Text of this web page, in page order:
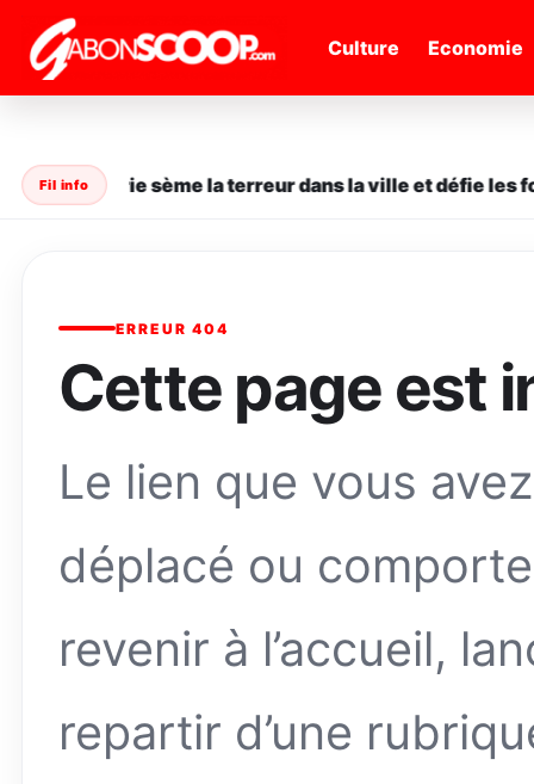
" /> Culture Economie
Fil info
en série sème la terreur dans la ville et défie les
ERREUR 404
Cette page est
Le lien que vous
déplacé ou
revenir à l’accueil,
repartir d’une